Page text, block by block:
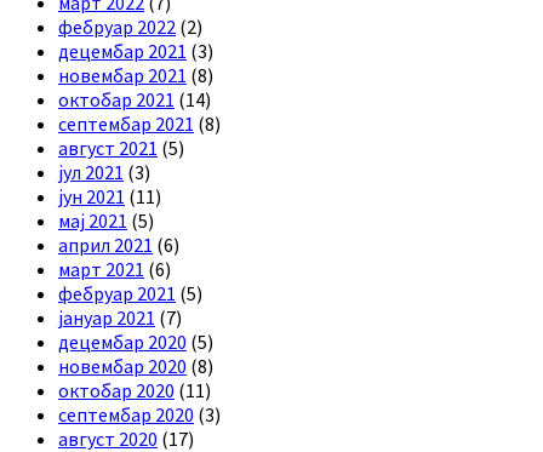
фебруар 2022 (2)
децембар 2021 (3)
новембар 2021 (8)
октобар 2021 (14)
септембар 2021 (8)
август 2021 (5)
јул 2021 (3)
јун 2021 (11)
мај 2021 (5)
април 2021 (6)
март 2021 (6)
фебруар 2021 (5)
јануар 2021 (7)
децембар 2020 (5)
новембар 2020 (8)
октобар 2020 (11)
септембар 2020 (3)
август 2020 (17)